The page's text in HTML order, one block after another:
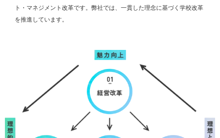
ト・マネジメント改革です。弊社では、一貫した理念に基づく学校改革
を推進しています。